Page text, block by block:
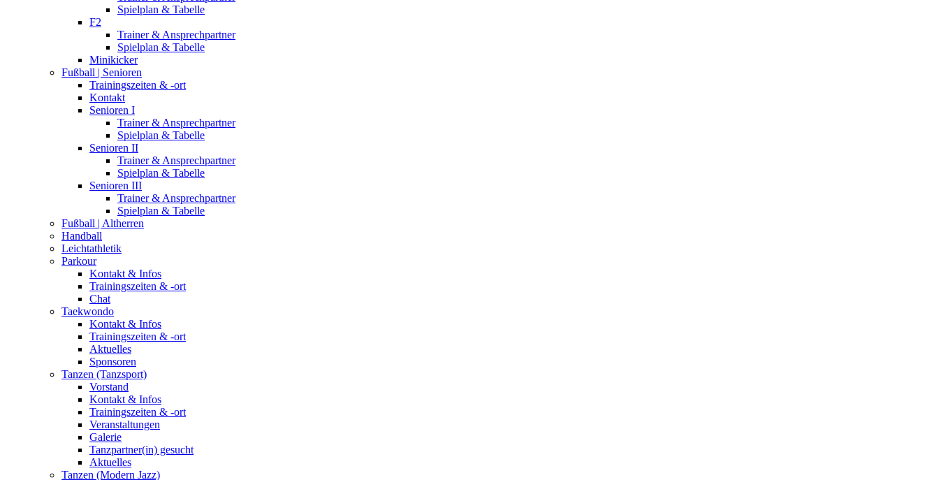
Spielplan & Tabelle
F2
Trainer & Ansprechpartner
Spielplan & Tabelle
Minikicker
Fußball | Senioren
Trainingszeiten & -ort
Kontakt
Senioren I
Trainer & Ansprechpartner
Spielplan & Tabelle
Senioren II
Trainer & Ansprechpartner
Spielplan & Tabelle
Senioren III
Trainer & Ansprechpartner
Spielplan & Tabelle
Fußball | Altherren
Handball
Leichtathletik
Parkour
Kontakt & Infos
Trainingszeiten & -ort
Chat
Taekwondo
Kontakt & Infos
Trainingszeiten & -ort
Aktuelles
Sponsoren
Tanzen (Tanzsport)
Vorstand
Kontakt & Infos
Trainingszeiten & -ort
Veranstaltungen
Galerie
Tanzpartner(in) gesucht
Aktuelles
Tanzen (Modern Jazz)